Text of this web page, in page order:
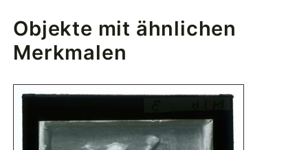
Objekte mit ähnlichen
Merkmalen